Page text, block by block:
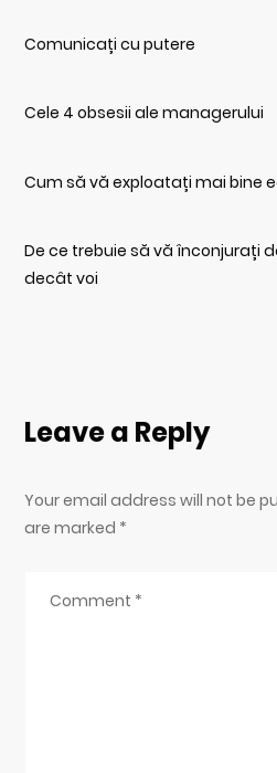
Comunicați cu putere
Cele 4 obsesii ale managerului
Cum să vă exploatați mai bine
De ce trebuie să vă înconjurați
decât voi
Leave a Reply
Your email address will not be
are marked *